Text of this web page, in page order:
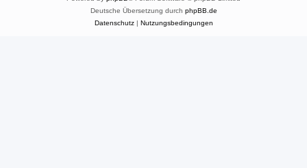
Deutsche Übersetzung durch phpBB.de
Datenschutz| Nutzungsbedingungen